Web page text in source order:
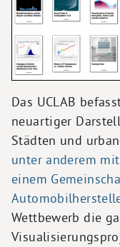
Das UCLAB
neuartiger
Städten und
unter anderem
einem
Wettbewerb die